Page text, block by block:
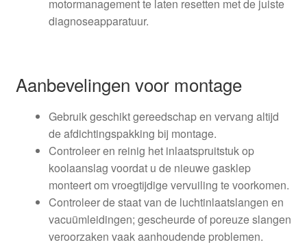
motormanagement te laten resetten met de juiste
diagnoseapparatuur.
Aanbevelingen voor montage
Gebruik geschikt gereedschap en vervang altijd
de afdichtingspakking bij montage.
Controleer en reinig het inlaatspruitstuk op
koolaanslag voordat u de nieuwe gasklep
monteert om vroegtijdige vervuiling te voorkomen.
Controleer de staat van de luchtinlaatslangen en
vacuümleidingen; gescheurde of poreuze slangen
veroorzaken vaak aanhoudende problemen.